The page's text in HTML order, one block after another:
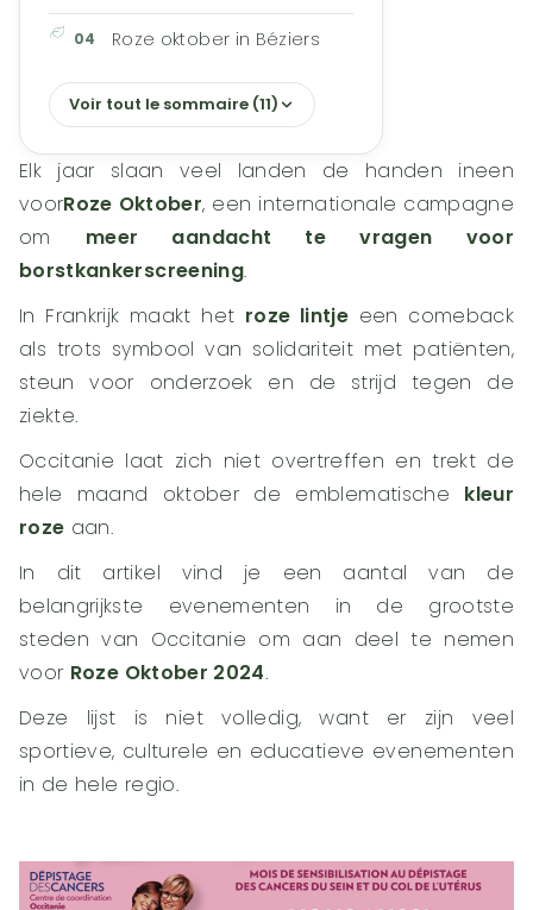
Elk jaar slaan veel landen de handen ineen
voorRoze Oktober, een internationale campagne
om meer aandacht te vragen voor
borstkankerscreening.
In Frankrijk maakt het roze lintje een comeback
als trots symbool van solidariteit met patiënten,
steun voor onderzoek en de strijd tegen de
ziekte.
Occitanie laat zich niet overtreffen en trekt de
hele maand oktober de emblematische kleur
roze aan.
In dit artikel vind je een aantal van de
belangrijkste evenementen in de grootste
steden van Occitanie om aan deel te nemen
voor Roze Oktober 2024.
Deze lijst is niet volledig, want er zijn veel
sportieve, culturele en educatieve evenementen
in de hele regio.
Roze oktober in Béziers
Voir tout le sommaire (11)